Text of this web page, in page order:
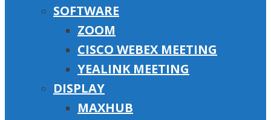
SOFTWARE
ZOOM
CISCO WEBEX MEETING
YEALINK MEETING
DISPLAY
MAXHUB